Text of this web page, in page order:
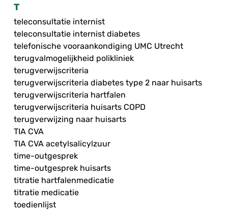
T
teleconsultatie internist
teleconsultatie internist diabetes
telefonische vooraankondiging UMC Utrecht
terugvalmogelijkheid polikliniek
terugverwijscriteria
terugverwijscriteria diabetes type 2 naar huisarts
terugverwijscriteria hartfalen
terugverwijscriteria huisarts COPD
terugverwijzing naar huisarts
TIA CVA
TIA CVA acetylsalicylzuur
time-outgesprek
time-outgesprek huisarts
titratie hartfalenmedicatie
titratie medicatie
toedienlijst